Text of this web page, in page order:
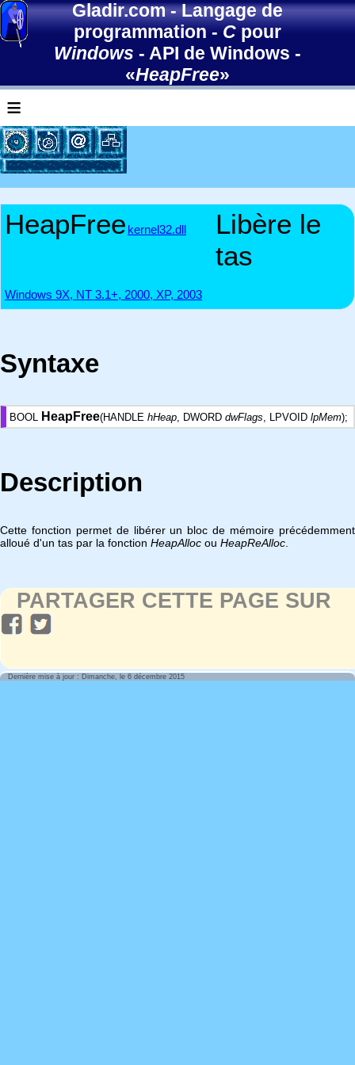
Gladir.com-Langage de
programmation-Cpour
Windows - API de Windows -
«HeapFree»
≡
HeapFree kernel32.dll
Libère le
tas
Windows 9X, NT 3.1+, 2000, XP, 2003
Syntaxe
BOOL HeapFree(HANDLE hHeap, DWORD dwFlags, LPVOID lpMem);
Description
Cette fonction permet de libérer un bloc de mémoire précédemment
alloué d'un tas par la fonction HeapAlloc ou HeapReAlloc
PARTAGER CETTE PAGE SUR
Dernière mise à jour : Dimanche, le 6 décembre 2015